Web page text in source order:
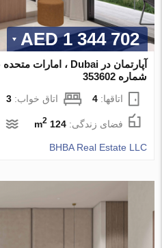
1 344 702 AED
شماره 353602
اتاقها:4 اتاق خواب:3
فضای زندگی:124 m
2
BHBA Real Estate LLC